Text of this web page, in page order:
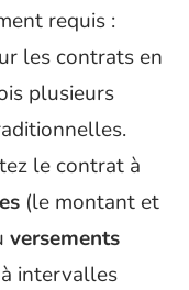
requis :
les contrats en
plusieurs
le contrat à
(le montant et
versements
intervalles